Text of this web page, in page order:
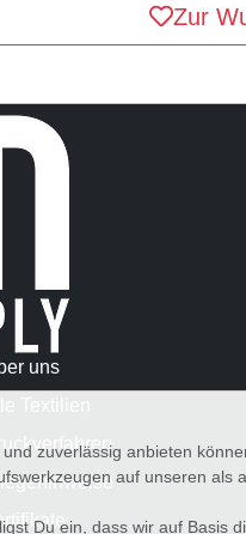
Zur
uns
zuverlässig anbieten
auf unseren als
Du ein, dass wir auf Basis